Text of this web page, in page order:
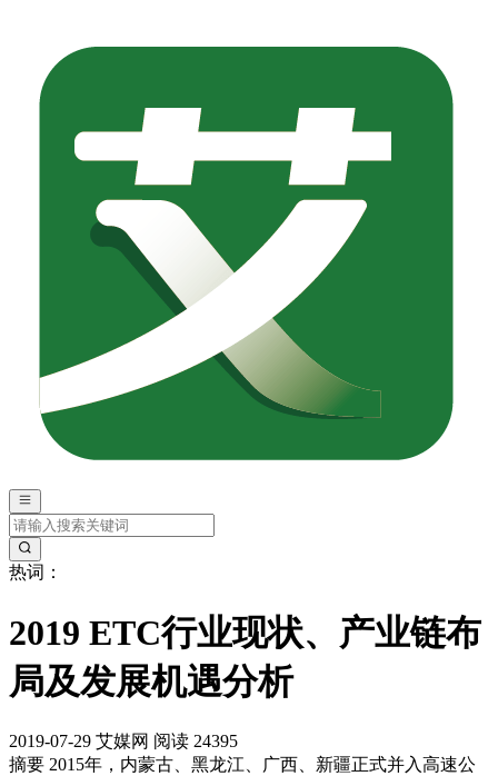
热词：
2019 ETC行业现状、产业链布
局及发展机遇分析
2019-07-29 艾媒网 阅读 24395
摘要 2015年，内蒙古、黑龙江、广西、新疆正式并入高速公